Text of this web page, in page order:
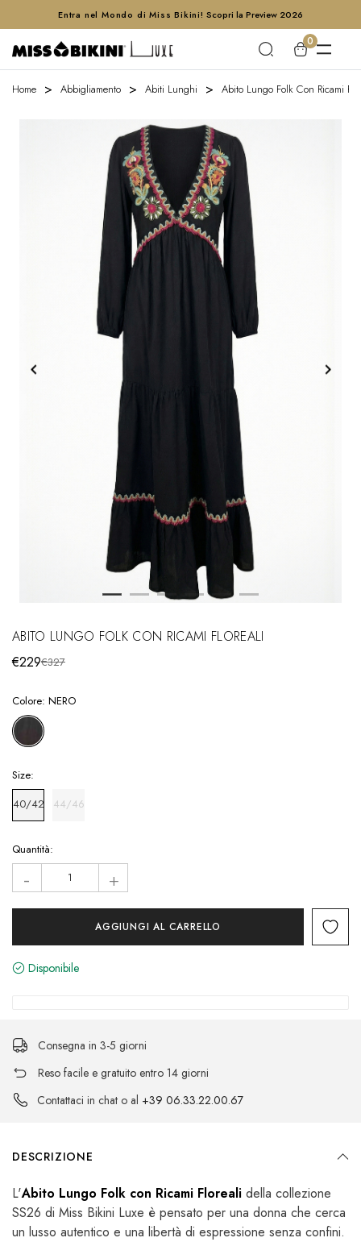
Entra nel Mondo di Miss Bikini! Scopri la Preview 2026
0
Home Abbigliamento Abiti Lunghi Abito Lungo Folk Con Ricami
ABITO LUNGO FOLK CON RICAMI FLOREALI
€229€327
Colore: NERO
Size:
40/42
44/46
Hurry!
Only
left
Quantità:
- +
Disponibile
Consegna in 3-5 giorni
Reso facile e gratuito entro 14 giorni
Contattaci in chat o al +39 06.33.22.00.67
DESCRIZIONE
L'Abito Lungo Folk con Ricami Floreali della collezione
SS26 di Miss Bikini Luxe è pensato per una donna che cerca
un lusso autentico e una libertà di espressione senza confini.